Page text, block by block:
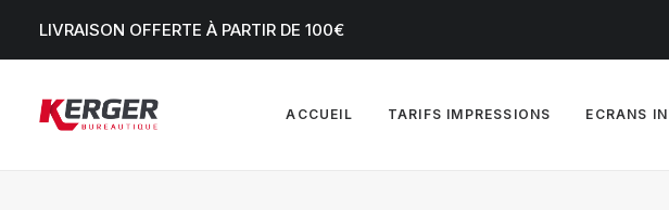
LIVRAISON OFFERTE À PARTIR DE 100€
ACCUEIL TARIFS IMPRESSIONS ECRANS